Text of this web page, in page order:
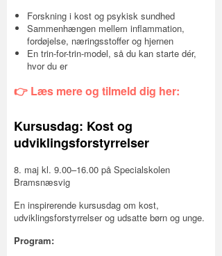
Forskning i kost og psykisk sundhed
Sammenhængen mellem inflammation,
fordøjelse, næringsstoffer og hjernen
En trin-for-trin-model, så du kan starte dér,
hvor du er
👉 Læs mere og tilmeld dig her:
Kursusdag: Kost og
udviklingsforstyrrelser
8. maj kl. 9.00–16.00 på Specialskolen
Bramsnæsvig
En inspirerende kursusdag om kost,
udviklingsforstyrrelser og udsatte børn og unge.
Program: